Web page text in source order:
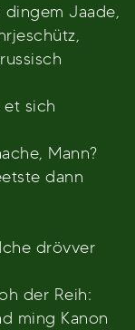
Jaade,
et sich
Mann?
dann
drövver
der Reih:
ming Kanon